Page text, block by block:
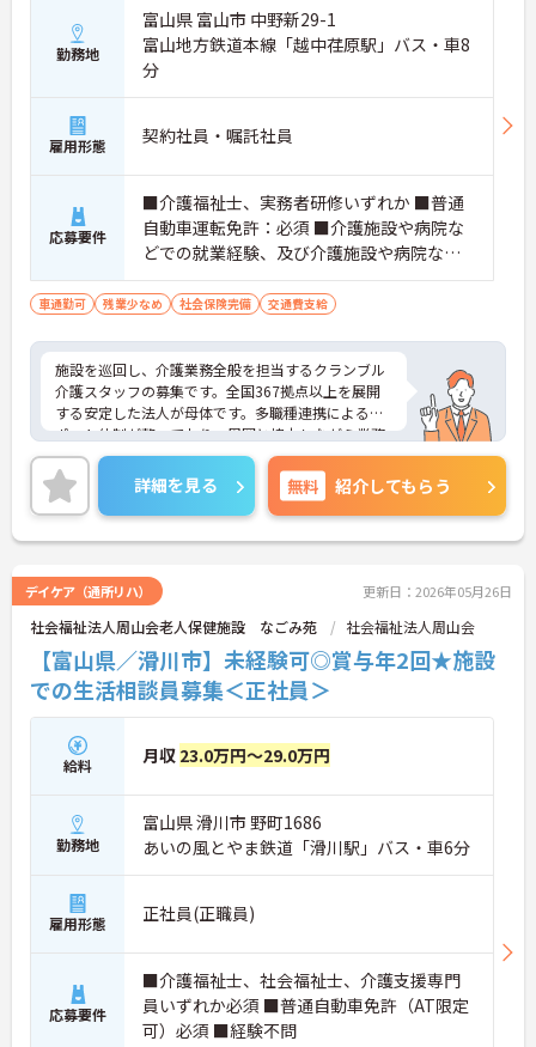
【年間17日のリフレッシュ休暇があり、私生活と両
立して長く続けられます】
・有給休暇とは別に年間17日間のリフレッシュ休暇
を支給！平日の取得もしやすく趣味や家族との時
間、旅行など自分のための時間を大切にできます。
【身だしなみの自由度が高く、ご自身のスタイルで
イキイキと活躍できます】
・髪色やネイル、ヒゲなどが原則自由となってお
り、個性を大切にできます ・清潔感と節度を保ちな
がら、自分らしい働き方が叶うストレスフリーな職
場です
のキャリアを描ける環境です】
・在宅系から入居系まで携わることができるため、
介護のプロフェッショナルへと成長できます
・マネジメント層を目指す方を支援しており、70歳
までの再雇用制度のもとで長期的に働けます
勤務地
富山県 富山市 中野新29-1
富山地方鉄道本線「越中荏原駅」バス・車8
分
雇用形態 契約社員・嘱託社員
応募要件
■介護福祉士、実務者研修いずれか ■普通
自動車運転免許：必須 ■介護施設や病院な
どでの就業経験、及び介護施設や病院など
での夜勤経験必須
車通勤可 残業少なめ 社会保険完備 交通費支給
施設を巡回し、介護業務全般を担当するクランブル
介護スタッフの募集です。全国367拠点以上を展開
する安定した法人が母体です。多職種連携によるサ
ポート体制が整っており、周囲と協力しながら業務
に取り組める環境です。在宅系から入居系まで幅広
いサービスを提供しているため、様々な経験を通じ
て介護のプロフェッショナルとしてスキルアップが
期待できます。また、日々の頑張りやチームへの貢
献を評価する特別報酬制度により、やりがいを持っ
フレッシュ休暇など、ライフステージの変化に合わ
せた柔軟な働き方が可能なため、無理なく長期的な
キャリアを築ける環境が整っています。
★おすすめPOINT★
【多職種連携で相談しやすく、協力して働ける環境
です】
・職種を超えて連携し合う体制が整っているため、
一人で抱え込まず安心して業務に取り組めます。
・周囲とサポートし合いながらお客様の生活を支え
る仕組みで、負担を軽減しながらケアに集中できま
す。
・在宅系から入居系まで幅広いサービスを展開して
おり、様々な現場での経験を通じてスキルアップが
期待できます。
・マネジメントへの挑戦など多彩なキャリアパスが
用意されているため、ご自身の目標に合わせて成長
していける環境です。
詳細を見る 無料 紹介してもらう
デイケア（通所リハ） 更新日：2026年05月26日
社会福祉法人周山会老人保健施設 なごみ苑 社会福祉法人周山会
【富山県／滑川市】未経験可◎賞与年2回★施設
での生活相談員募集＜正社員＞
給料 月収 23.0万円～29.0万円
勤務地
富山県 滑川市 野町1686
あいの風とやま鉄道「滑川駅」バス・車6分
雇用形態 正社員(正職員)
応募要件
■介護福祉士、社会福祉士、介護支援専門
員いずれか必須 ■普通自動車免許（AT限定
可）必須 ■経験不問